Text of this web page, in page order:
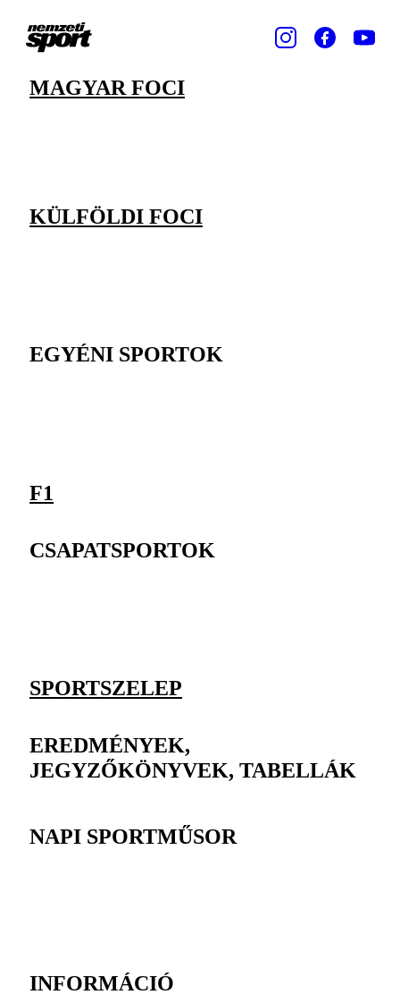
MAGYAR FOCI
KÜLFÖLDI FOCI
EGYÉNI SPORTOK
F1
CSAPATSPORTOK
SPORTSZELEP
EREDMÉNYEK,
JEGYZŐKÖNYVEK, TABELLÁK
NAPI SPORTMŰSOR
INFORMÁCIÓ